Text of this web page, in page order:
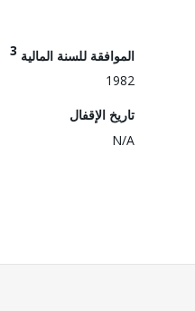
الموافقة للسنة المالية 3
1982
تاريخ الإقفال
N/A